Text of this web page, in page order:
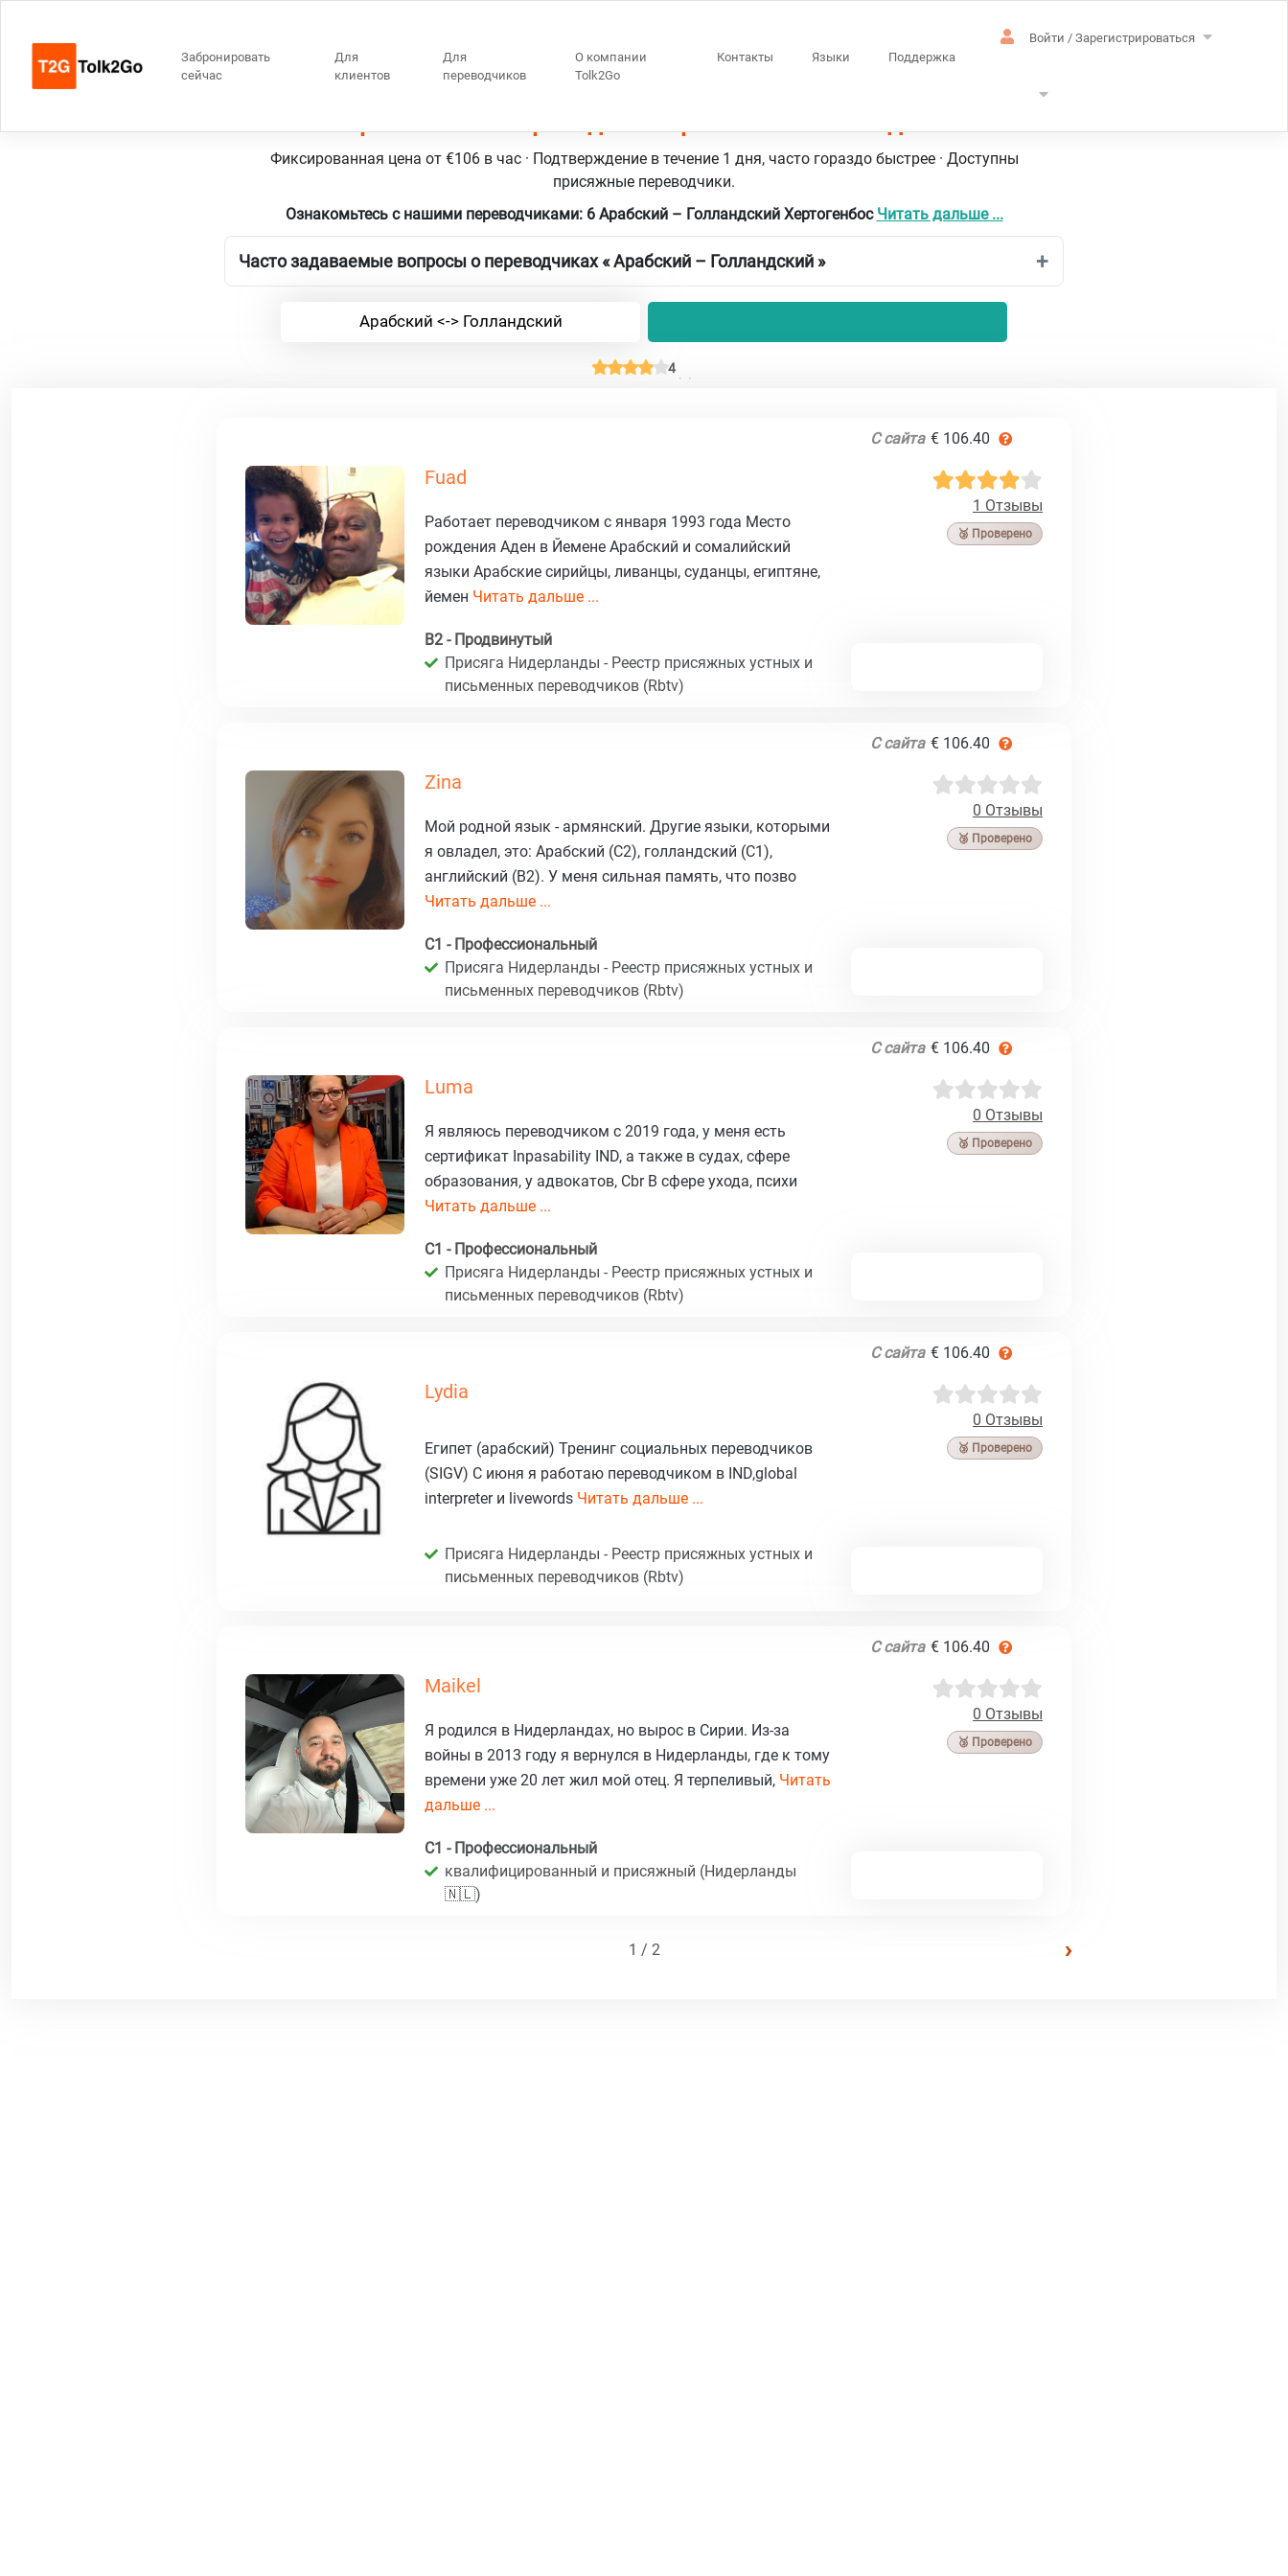
Забронировать
сейчас
Для
клиентов
Для
переводчиков
О компании
Tolk2Go
Контакты Языки Поддержка
Войти / Зарегистрироваться
Фиксированная цена от €106 в час · Подтверждение в течение 1 дня, часто гораздо быстрее · Доступны
присяжные переводчики.
Ознакомьтесь с нашими переводчиками: 6 Арабский – Голландский Хертогенбос Читать дальше ...
Часто задаваемые вопросы о переводчиках « Арабский – Голландский »
Арабский <-> Голландский
4
С сайта € 106.40
Fuad
1 Отзывы
🥉 Проверено
Работает переводчиком с января 1993 года Место
рождения Аден в Йемене Арабский и сомалийский
языки Арабские сирийцы, ливанцы, суданцы, египтяне,
йемен Читать дальше ...
B2 - Продвинутый
Присяга Нидерланды - Реестр присяжных устных и
письменных переводчиков (Rbtv)
С сайта € 106.40
Zina
0 Отзывы
🥉 Проверено
Мой родной язык - армянский. Другие языки, которыми
я овладел, это: Арабский (C2), голландский (C1),
английский (B2). У меня сильная память, что позво
Читать дальше ...
C1 - Профессиональный
Присяга Нидерланды - Реестр присяжных устных и
письменных переводчиков (Rbtv)
С сайта € 106.40
Luma
0 Отзывы
🥉 Проверено
Я являюсь переводчиком с 2019 года, у меня есть
сертификат Inpasability IND, а также в судах, сфере
образования, у адвокатов, Cbr В сфере ухода, психи
Читать дальше ...
C1 - Профессиональный
Присяга Нидерланды - Реестр присяжных устных и
письменных переводчиков (Rbtv)
С сайта € 106.40
Lydia
0 Отзывы
🥉 Проверено
Египет (арабский) Тренинг социальных переводчиков
(SIGV) С июня я работаю переводчиком в IND,global
interpreter и livewords Читать дальше ...
Присяга Нидерланды - Реестр присяжных устных и
письменных переводчиков (Rbtv)
С сайта € 106.40
Maikel
0 Отзывы
🥉 Проверено
Я родился в Нидерландах, но вырос в Сирии. Из-за
войны в 2013 году я вернулся в Нидерланды, где к тому
времени уже 20 лет жил мой отец. Я терпеливый, Читать
дальше ...
C1 - Профессиональный
квалифицированный и присяжный (Нидерланды
🇳🇱)
1 / 2 ›